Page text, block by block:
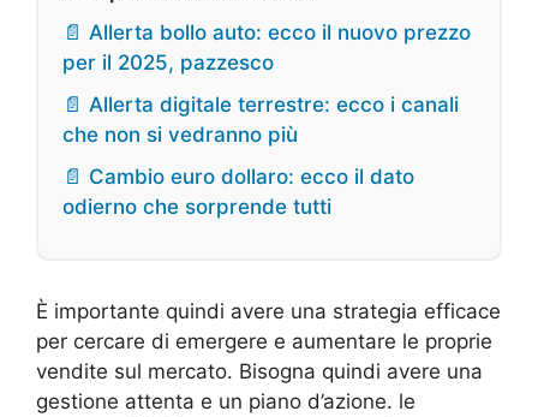
📄 Allerta bollo auto: ecco il nuovo prezzo
per il 2025, pazzesco
📄 Allerta digitale terrestre: ecco i canali
che non si vedranno più
📄 Cambio euro dollaro: ecco il dato
odierno che sorprende tutti
È importante quindi avere una strategia efficace
per cercare di emergere e aumentare le proprie
vendite sul mercato. Bisogna quindi avere una
gestione attenta e un piano d’azione. le